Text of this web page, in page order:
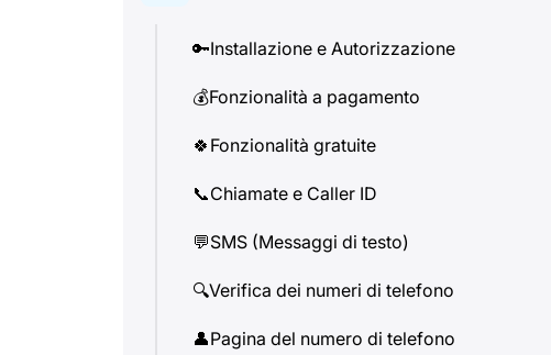
🔑Installazione e Autorizzazione
💰Fonzionalità a pagamento
🍀 Fonzionalità gratuite
📞Chiamate e Caller ID
💬SMS (Messaggi di testo)
🔍Verifica dei numeri di telefono
👤Pagina del numero di telefono